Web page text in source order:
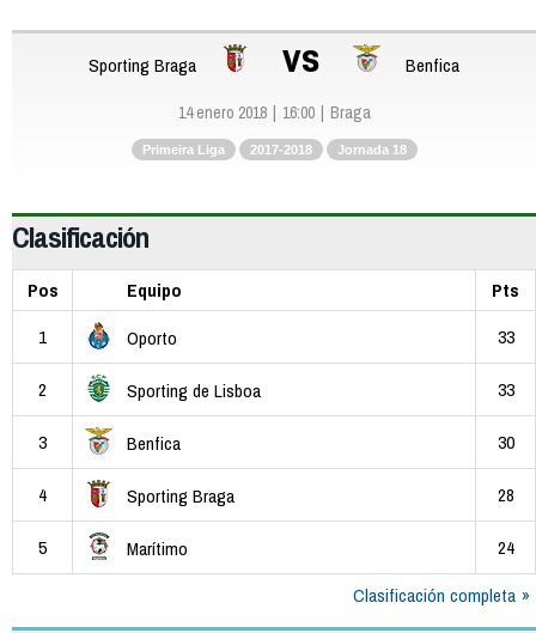
Sporting Braga vs Benfica
14 enero 2018 16:00 Braga
Primeira Liga 2017-2018 Jornada 18
Clasificación
Pos Equipo
Pts
1
Oporto 33
2 Sporting de Lisboa 33
3 Benfica 30
4 Sporting Braga 28
5 Marítimo
24
Clasificación completa